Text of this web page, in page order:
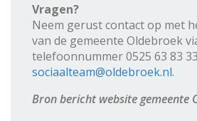
Vragen?
Neem gerust contact op met
van de gemeente Oldebroek
telefoonnummer 0525 63 83
sociaalteam@oldebroek.nl.
Bron bericht website gemeente